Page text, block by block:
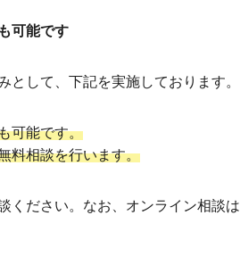
可能です
として、下記を実施しております。
可能です。
料相談を行います。
ください。なお、オンライン相談は